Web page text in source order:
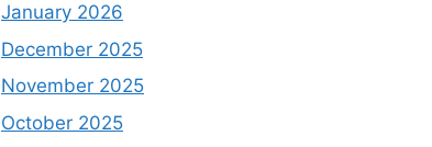
January 2026
December 2025
November 2025
October 2025